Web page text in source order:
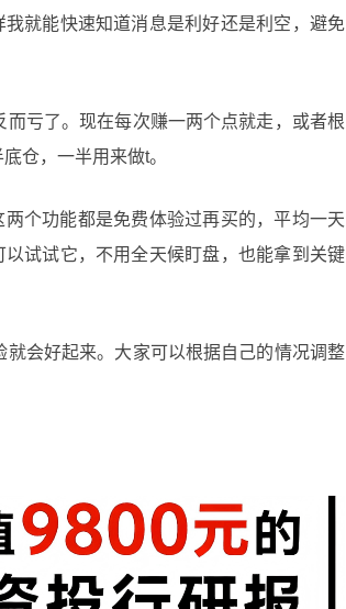
就能快速知道消息是利好还是利空，避免
亏了。现在每次赚一两个点就走，或者根
仓，一半用来做t。
个功能都是免费体验过再买的，平均一天
试试它，不用全天候盯盘，也能拿到关键
会好起来。大家可以根据自己的情况调整